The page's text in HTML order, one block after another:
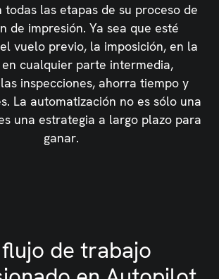
todas las etapas de su proceso de
de impresión. Ya sea que esté
vuelo previo, la imposición, en la
cualquier parte intermedia,
inspecciones, ahorra tiempo y
La automatización no es sólo una
una estrategia a largo plazo para
ganar.
de trabajo